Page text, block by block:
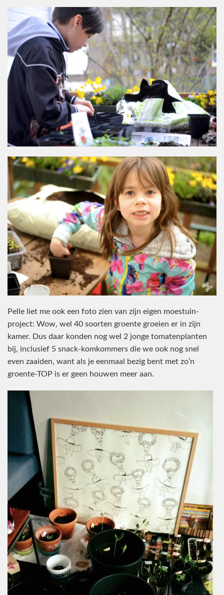
Pelle liet me ook een foto zien van zijn eigen moestuin-
project: Wow, wel 40 soorten groente groeien er in zijn
kamer. Dus daar konden nog wel 2 jonge tomatenplanten
bij, inclusief 5 snack-komkommers die we ook nog snel
even zaaiden, want als je eenmaal bezig bent met zo’n
groente-TOP is er geen houwen meer aan.